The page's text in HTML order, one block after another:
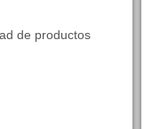
de productos